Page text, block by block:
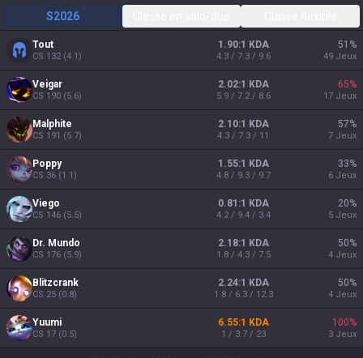
S2026
Tout
CS 132(4.1)
1.90:1 KDA
4.3 / 7.3 / 9.6
51 %
49 Jeux
Veigar
CS 190 (5.6)
2.02:1 KDA
5.9 / 7.2 / 8.6
65%
17 Jeux
Malphite
CS 191 (5.7)
2.10:1 KDA
4.3 / 7.3 / 11
57%
7 Jeux
Poppy
CS 36 (1.1)
1.55:1 KDA
4.8 / 9.3 / 9.7
33%
6 Jeux
Viego
CS 146 (5.5)
0.81:1 KDA
4.2 / 9.4 / 3.4
20%
5 Jeux
Dr. Mundo
CS 176 (5.9)
2.18:1 KDA
1.8 / 4.3 / 7.5
50%
4 Jeux
Blitzcrank
CS 25 (0.8)
2.24:1 KDA
1.8 / 6.3 / 12.3
50%
4 Jeux
Yuumi
CS 17 (0.5)
6.55:1 KDA
1 / 3.7 / 23
100%
3 Jeux